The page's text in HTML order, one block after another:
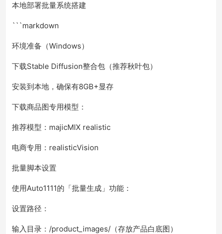
本地部署批量系统搭建
```markdown
环境准备（Windows）
下载Stable Diffusion整合包（推荐秋叶包）
安装到本地，确保有8GB+显存
下载商品图专用模型：
推荐模型：majicMIX realistic
电商专用：realisticVision
批量脚本设置
使用Auto1111的「批量生成」功能：
设置路径：
输入目录：/product_images/（存放产品白底图）